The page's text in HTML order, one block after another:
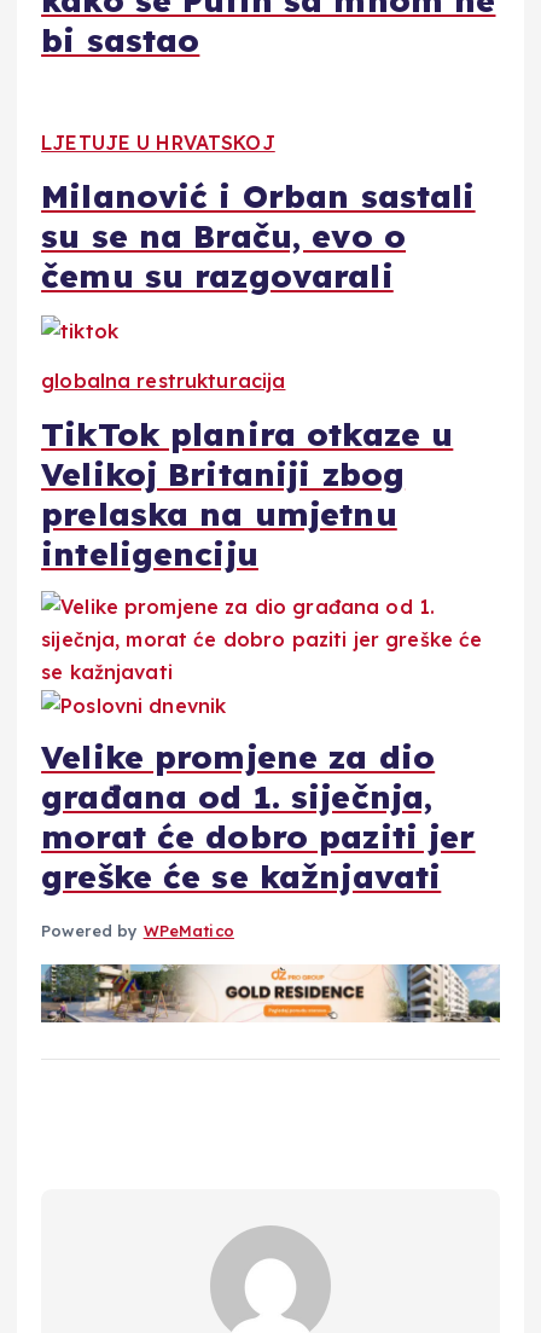
bi sastao
LJETUJE U HRVATSKOJ
Milanović i Orban sastali
su se na Braču, evo o
čemu su razgovarali
globalna restrukturacija
TikTok planira otkaze u
Velikoj Britaniji zbog
prelaska na umjetnu
inteligenciju
Velike promjene za dio
građana od 1. siječnja,
morat će dobro paziti jer
greške će se kažnjavati
Powered by WPeMatico